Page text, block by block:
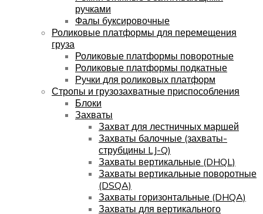
ручками
Фалы буксировочные
Роликовые платформы для перемещения
груза
Роликовые платформы поворотные
Роликовые платформы подкатные
Ручки для роликовых платформ
Стропы и грузозахватные приспособления
Блоки
Захваты
Захват для лестничных маршей
Захваты балочные (захваты-
струбцины LJ-Q)
Захваты вертикальные (DHQL)
Захваты вертикальные поворотные
(DSQA)
Захваты горизонтальные (DHQA)
Захваты для вертикального